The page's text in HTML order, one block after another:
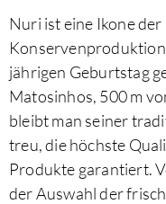
Nuri ist eine Ikone
jährigen Geburtstag
Matosinhos, 500 m
bleibt man seiner
treu, die höchste
Produkte garantiert.
der Auswahl der